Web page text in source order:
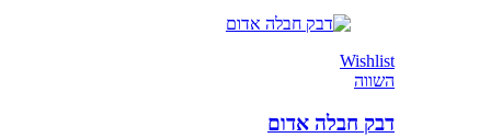
Wishlist
דבק חבלה אדום